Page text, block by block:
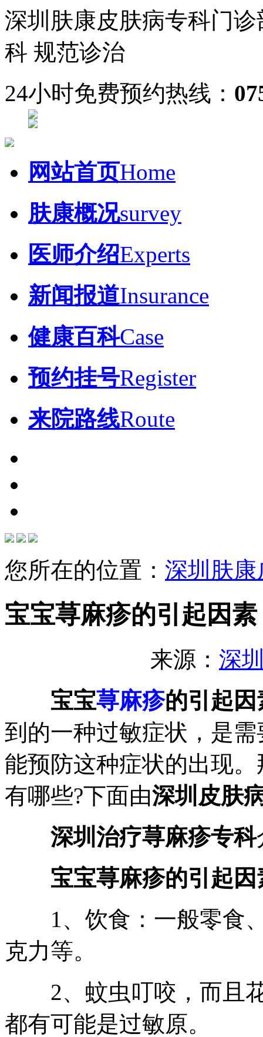
深圳肤康皮肤病专科门诊
科 规范诊治
24小时免费预约热线：
网站首页Home
肤康概况survey
医师介绍Experts
新闻报道Insurance
健康百科Case
预约挂号Register
来院路线Route
您所在的位置： 深圳肤
宝宝荨麻疹的引起因素
来源： 深
宝宝荨麻疹的引起因
到的一种过敏症状，是
能预防这种症状的出现
有哪些?下面由深圳皮肤
深圳治疗荨麻疹专科
宝宝荨麻疹的引起因
1、饮食：一般零食、
克力等。
2、蚊虫叮咬，而且花
都有可能是过敏原。